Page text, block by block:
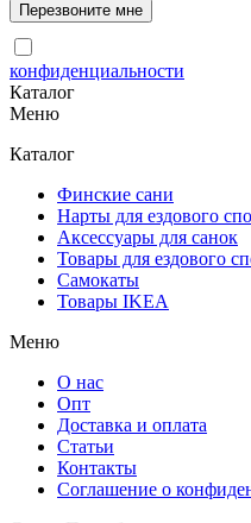
Перезвоните мне
конфиденциальности
Каталог
Меню
Каталог
Финские сани
Нарты для ездового
Аксессуары для санок
Товары для ездового
Cамокаты
Товары IKEA
Меню
О нас
Опт
Доставка и оплата
Статьи
Контакты
Соглашение о